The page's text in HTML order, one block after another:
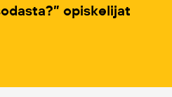
opiskelijat